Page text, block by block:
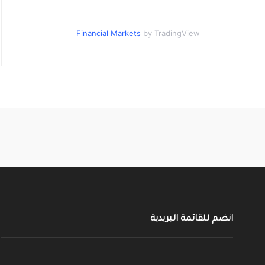
Financial Markets by TradingView
انضم للقائمة البريدية